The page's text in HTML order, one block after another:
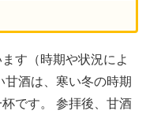
す（時期や状況によ
甘酒は、寒い冬の時期
です。 参拝後、甘酒